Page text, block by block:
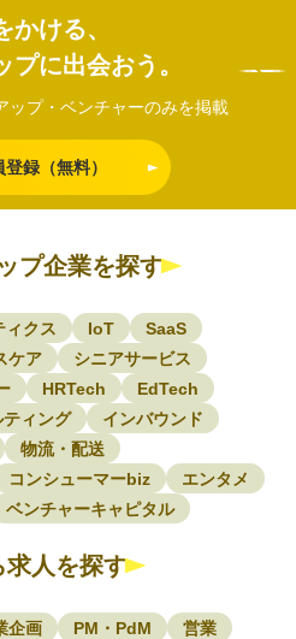
かける、
プに出会おう。
ップ・ベンチャーのみを掲載
録（無料）
プ企業を探す
ィクス IoT
SaaS
ケア
シニアサービス
HRTech
EdTech
ティング
インバウンド
物流・配送
コンシューマーbiz
エンタメ
ベンチャーキャピタル
求人を探す
企画 PM・PdM
営業